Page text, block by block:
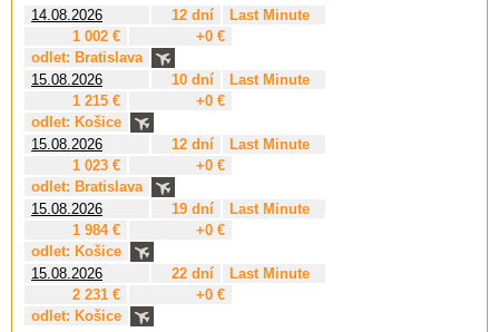
14.08.2026
12 dní
Last Minute
1 002 €
+0 €
odlet: Bratislava
15.08.2026
10 dní
Last Minute
1 215 €
+0 €
odlet: Košice
15.08.2026
12 dní
Last Minute
1 023 €
+0 €
odlet: Bratislava
15.08.2026
19 dní
Last Minute
1 984 €
+0 €
odlet: Košice
15.08.2026
22 dní
Last Minute
2 231 €
+0 €
odlet: Košice